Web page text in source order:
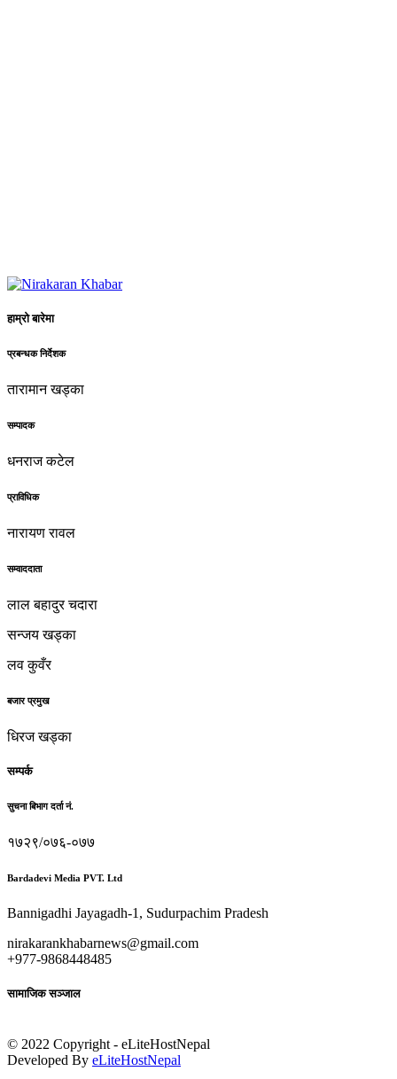
हाम्रो बारेमा
प्रबन्धक निर्देशक
तारामान खड्का
सम्पादक
धनराज कटेल
प्राविधिक
नारायण रावल
सम्वाददाता
लाल बहादुर चदारा
सन्जय खड्का
लव कुवँर
बजार प्रमुख
धिरज खड्का
सम्पर्क
सुचना बिभाग दर्ता नं.
१७२९/०७६-०७७
Bardadevi Media PVT. Ltd
Bannigadhi Jayagadh-1, Sudurpachim Pradesh
nirakarankhabarnews@gmail.com
+977-9868448485
सामाजिक सञ्जाल
© 2022 Copyright - eLiteHostNepal
Developed By eLiteHostNepal